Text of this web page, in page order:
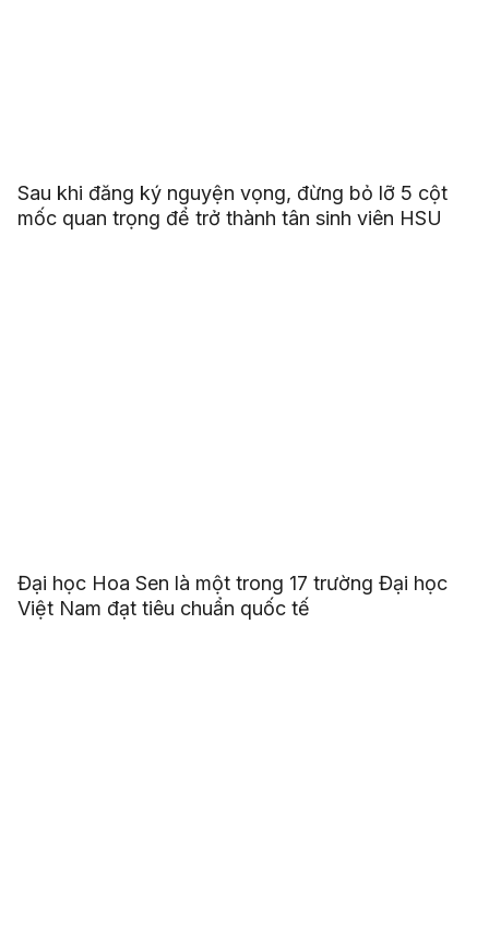
Sau khi đăng ký nguyện vọng, đừng bỏ lỡ 5 cột
mốc quan trọng để trở thành tân sinh viên HSU
Đại học Hoa Sen là một trong 17 trường Đại học
Việt Nam đạt tiêu chuẩn quốc tế